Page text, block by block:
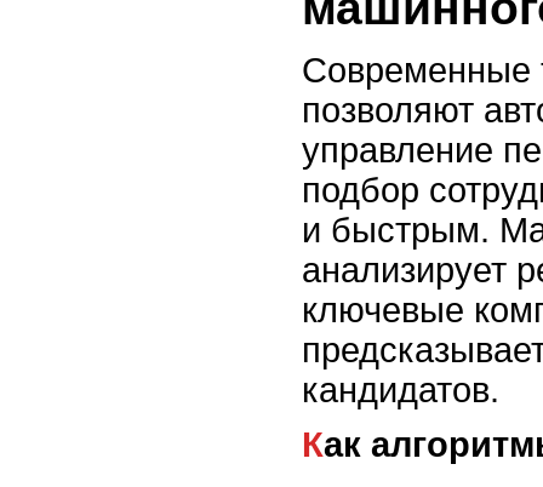
Современные
позволяют
управление
подбор
и быстрым.
анализирует
ключевые
кандидатов.
Как